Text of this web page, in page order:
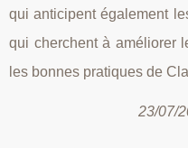
qui anticipent également
qui cherchent à améliorer
les bonnes pratiques de
23/07/